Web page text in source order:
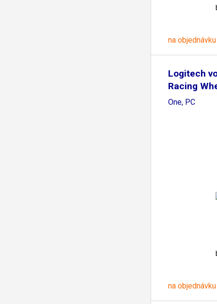
na objednávku
Logitech
Racing
One, PC
na objednávku